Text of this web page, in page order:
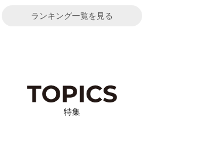
ランキング一覧を見る
特集